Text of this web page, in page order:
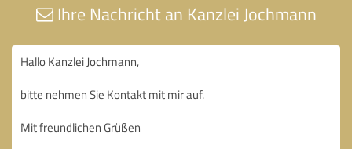
Ihre Nachricht an Kanzlei Jochmann